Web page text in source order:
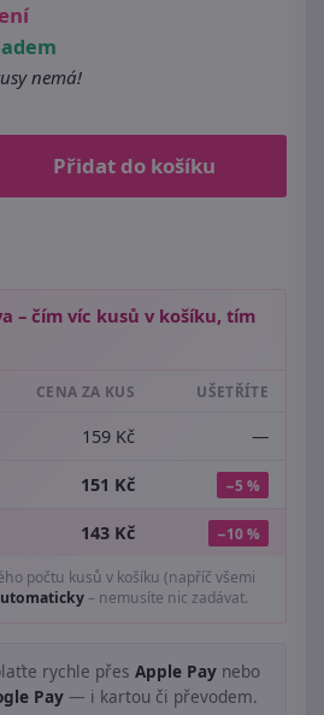
nemá!
Přidat do košíku
– čím víc kusů v košíku, tím
CENA ZA KUS UŠETŘÍTE
159 Kč —
151 Kč −5 %
143 Kč −10 %
počtu kusů v košíku (napříč všemi
– nemusíte nic zadávat.
rychle přes Apple Pay nebo
Pay — i kartou či převodem.